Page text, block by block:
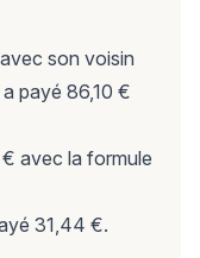
son voisin
payé 86,10 €
€ avec la formule
31,44 €.